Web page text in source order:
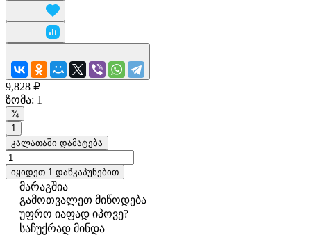
9,828 ₽
ზომა: 1
¾
1
კალათაში დამატება
იყიდეთ 1 დაწკაპუნებით
მარაგშია
გამოთვალეთ მიწოდება
უფრო იაფად იპოვე?
საჩუქრად მინდა